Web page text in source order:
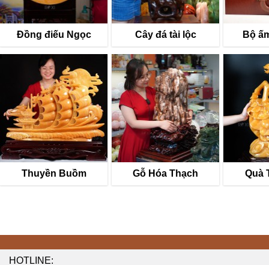
Đồng điếu Ngọc Cây đá tài lộc Bộ
Thuyền Buồm Gỗ Hóa Thạch Quà
HOTLINE: